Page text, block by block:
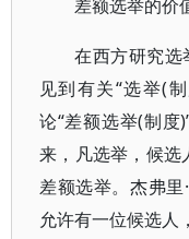
差额选举的价
在西方研究选
见到有关“选举(
论“差额选举(制度
来，凡选举，候选
差额选举。杰弗里
允许有一位候选人